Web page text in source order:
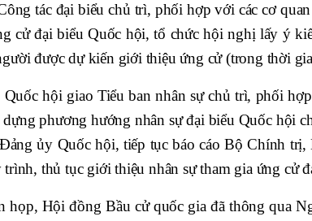
tác đại biểu chủ trì, phối hợp với các cơ
cử đại biểu Quốc hội, tổ chức hội nghị lấy ý
được dự kiến giới thiệu ứng cử (trong thời
hội giao Tiểu ban nhân sự chủ trì, phối
phương hướng nhân sự đại biểu Quốc hội
ủy Quốc hội, tiếp tục báo cáo Bộ Chính
thủ tục giới thiệu nhân sự tham gia ứng cử
họp, Hội đồng Bầu cử quốc gia đã thông qua